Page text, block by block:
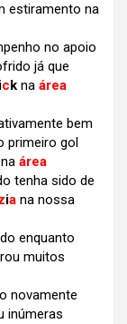
estiramento na
no apoio
já que
ick na área
bem
primeiro gol
área
tenha sido de
ia na nossa
enquanto
muitos
novamente
inúmeras